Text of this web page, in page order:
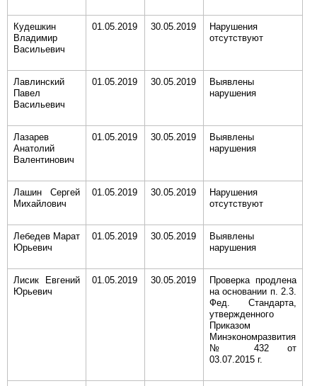
Кудешкин
Владимир
Васильевич
01.05.2019 30.05.2019
Нарушения
отсутствуют
Лавлинский
Павел
Васильевич
01.05.2019 30.05.2019
Выявлены
нарушения
Лазарев
Анатолий
Валентинович
01.05.2019 30.05.2019
Выявлены
нарушения
Лашин Сергей
Михайлович
01.05.2019 30.05.2019
Нарушения
отсутствуют
Лебедев Марат
Юрьевич
01.05.2019 30.05.2019
Выявлены
нарушения
Лисик Евгений
Юрьевич
01.05.2019 30.05.2019
Проверка продлена
на основании п. 2.3.
Фед. Стандарта,
утвержденного
Приказом
Минэкономразвития
№ 432 от
03.07.2015 г.